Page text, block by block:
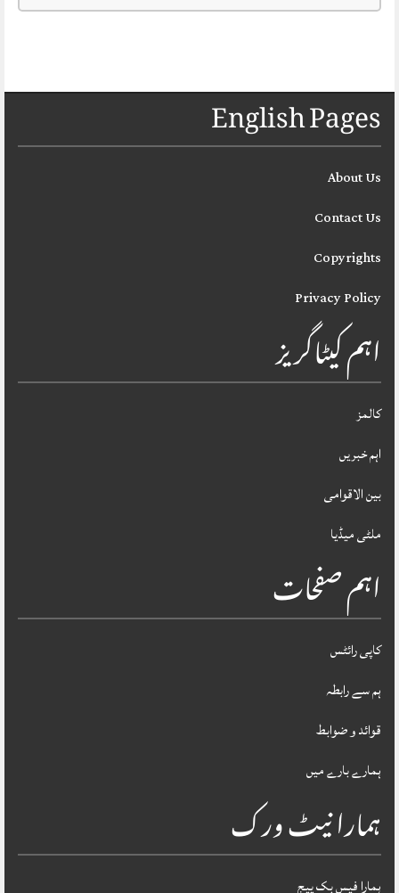
English Pages
About Us
Contact Us
Copyrights
Privacy Policy
اہم کیٹاگریز
کالمز
اہم خبریں
بین الاقوامی
ملٹی میڈیا
اہم صفحات
کاپی رائٹس
ہم سے رابطہ
قوائد و ضوابط
ہمارے بارے میں
ہمارا نیٹ ورک
ہمارا فیس بک پیج